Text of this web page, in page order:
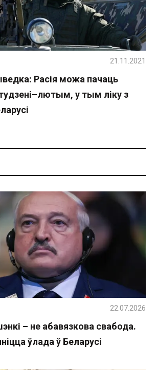
Расія можа пачаць
у тым ліку з
21.11.2021
– не абавязкова свабода.
ўлада ў Беларусі
22.07.2026